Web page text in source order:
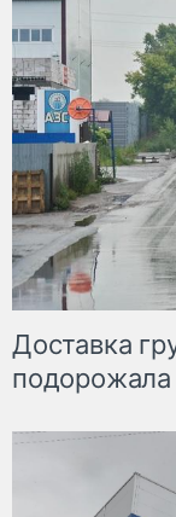
Доставка
подорожала